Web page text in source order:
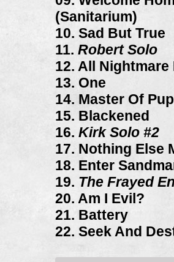
(Sanitarium)
10. Sad But True
11. Robert Solo
12. All Nightmare
13. One
14. Master Of
15. Blackened
16. Kirk Solo #2
17. Nothing Else
18. Enter
19. The Frayed
20. Am I Evil?
21. Battery
22. Seek And